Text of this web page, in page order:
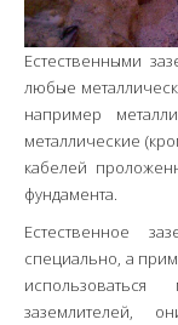
Естественными
любые
например
металлические
кабелей
фундамента.
Естественное
специально, а
заземлителей,